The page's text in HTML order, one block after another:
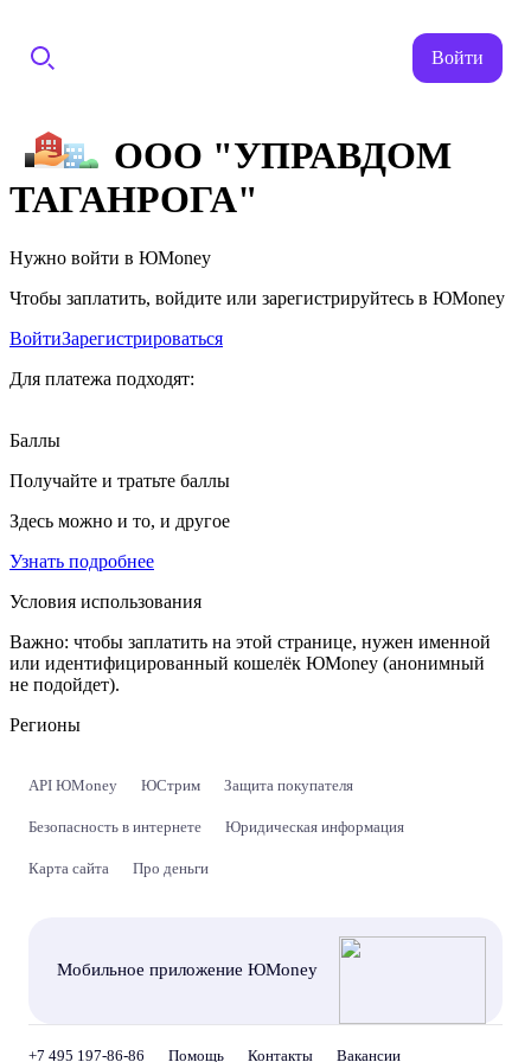
Войти
ООО "УПРАВДОМ
ТАГАНРОГА"
Нужно войти в ЮMoney
Чтобы заплатить, войдите или зарегистрируйтесь в ЮMoney
ВойтиЗарегистрироваться
Для платежа подходят:
Баллы
Получайте и тратьте баллы
Здесь можно и то, и другое
Узнать подробнее
Условия использования
Важно: чтобы заплатить на этой странице, нужен именной
или идентифицированный кошелёк ЮMoney (анонимный
не подойдет).
Регионы
API ЮMoney ЮСтрим Защита покупателя
Безопасность в интернете Юридическая информация
Карта сайта Про деньги
Мобильное приложение ЮMoney
+7 495 197-86-86 Помощь Контакты Вакансии